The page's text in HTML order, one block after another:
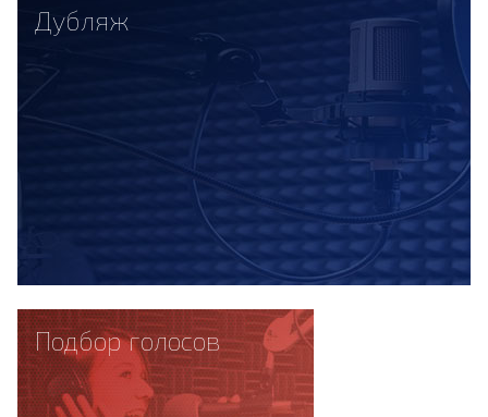
Дубляж
Подбор голосов